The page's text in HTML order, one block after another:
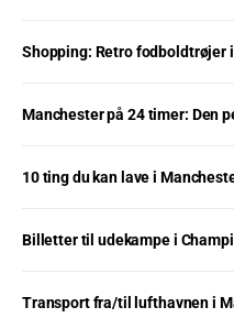
Shopping: Retro fodboldtrøjer
Manchester på 24 timer: Den
10 ting du kan lave i
Billetter til udekampe i
Transport fra/til lufthavnen i